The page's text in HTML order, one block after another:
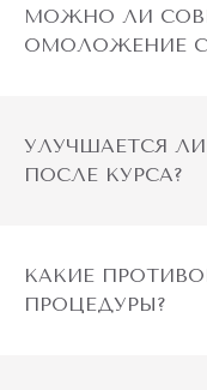
МОЖНО ЛИ
ОМОЛОЖЕНИЕ С
УЛУЧШАЕТСЯ
ПОСЛЕ КУРСА?
КАКИЕ
ПРОЦЕДУРЫ?